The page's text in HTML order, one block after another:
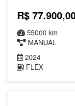
R$
55000 km
MANUAL
2024
FLEX